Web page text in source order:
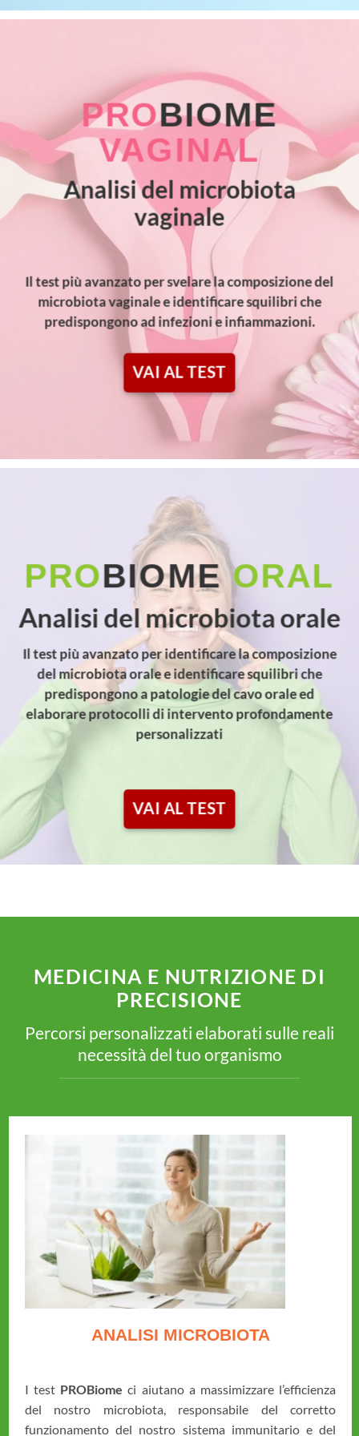
PROBIOME
VAGINAL
Analisi del microbiota
vaginale
Il test più avanzato per svelare la composizione del
microbiota vaginale e identificare squilibri che
predispongono ad infezioni e infiammazioni.
VAI AL TEST
PROBIOME ORAL
Analisi del microbiota orale
Il test più avanzato per identificare la composizione
del microbiota orale e identificare squilibri che
predispongono a patologie del cavo orale ed
elaborare protocolli di intervento profondamente
personalizzati
VAI AL TEST
MEDICINA E NUTRIZIONE DI
PRECISIONE
Percorsi personalizzati elaborati sulle reali
necessità del tuo organismo
ANALISI MICROBIOTA
I test PROBiome ci aiutano a massimizzare l’efficienza
del nostro microbiota, responsabile del corretto
funzionamento del nostro sistema immunitario e del